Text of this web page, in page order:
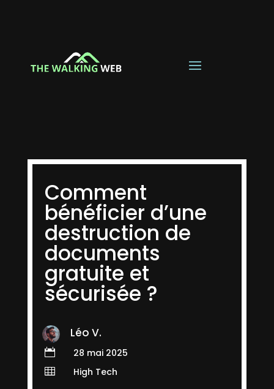
Comment
bénéficier d’une
destruction de
documents
gratuite et
sécurisée ?
Léo V.
 28 mai 2025
 High Tech